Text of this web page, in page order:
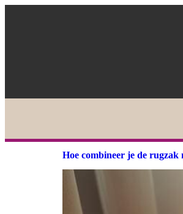
Hoe combineer je de rugzak